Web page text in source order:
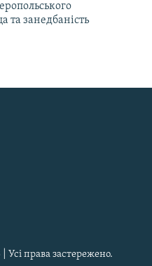
та занедбаність
Усі права застережено.